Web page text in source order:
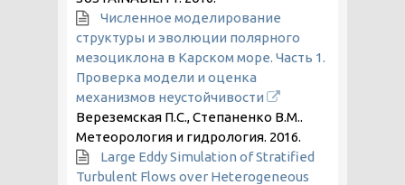
Численное моделирование
структуры и эволюции полярного
мезоциклона в Карском море. Часть 1.
Проверка модели и оценка
механизмов неустойчивости
Вереземская П.С., Степаненко В.М..
Метеорология и гидрология. 2016.
Large Eddy Simulation of Stratified
Turbulent Flows over Heterogeneous